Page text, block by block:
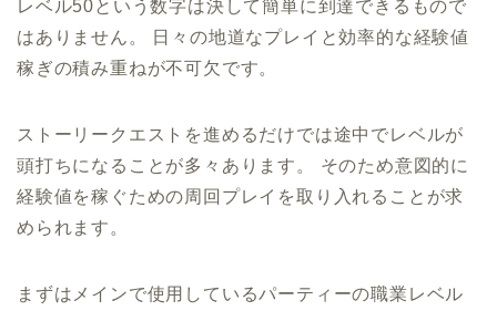
レベル50という数字は決して簡単に到達できるもので
はありません。 日々の地道なプレイと効率的な経験値
稼ぎの積み重ねが不可欠です。
ストーリークエストを進めるだけでは途中でレベルが
頭打ちになることが多々あります。 そのため意図的に
経験値を稼ぐための周回プレイを取り入れることが求
められます。
まずはメインで使用しているパーティーの職業レベル